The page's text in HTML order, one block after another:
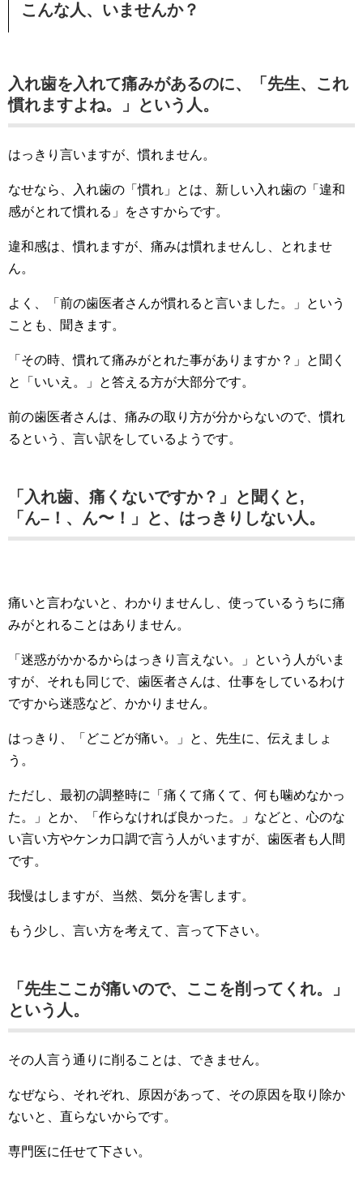
こんな人、いませんか？
入れ歯を入れて痛みがあるのに、「先生、これ
慣れますよね。」という人。
はっきり言いますが、慣れません。
なせなら、入れ歯の「慣れ」とは、新しい入れ歯の「違和
感がとれて慣れる」をさすからです。
違和感は、慣れますが、痛みは慣れませんし、とれませ
ん。
よく、「前の歯医者さんが慣れると言いました。」という
ことも、聞きます。
「その時、慣れて痛みがとれた事がありますか？」と聞く
と「いいえ。」と答える方が大部分です。
前の歯医者さんは、痛みの取り方が分からないので、慣れ
るという、言い訳をしているようです。
「入れ歯、痛くないですか？」と聞くと,
「ん–！、ん〜！」と、はっきりしない人。
痛いと言わないと、わかりませんし、使っているうちに痛
みがとれることはありません。
「迷惑がかかるからはっきり言えない。」という人がいま
すが、それも同じで、歯医者さんは、仕事をしているわけ
ですから迷惑など、かかりません。
はっきり、「どこどが痛い。」と、先生に、伝えましょ
う。
ただし、最初の調整時に「痛くて痛くて、何も噛めなかっ
た。」とか、「作らなければ良かった。」などと、心のな
い言い方やケンカ口調で言う人がいますが、歯医者も人間
です。
我慢はしますが、当然、気分を害します。
もう少し、言い方を考えて、言って下さい。
「先生ここが痛いので、ここを削ってくれ。」
という人。
その人言う通りに削ることは、できません。
なぜなら、それぞれ、原因があって、その原因を取り除か
ないと、直らないからです。
専門医に任せて下さい。